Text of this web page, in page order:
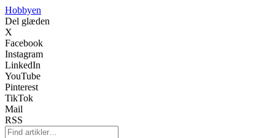
Hobbyen
Del glæden
X
Facebook
Instagram
LinkedIn
YouTube
Pinterest
TikTok
Mail
RSS